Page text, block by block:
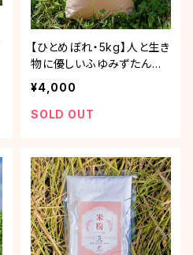
【ひとめぼれ・5kg】人と生き
物に優しいふゆみずたんぽ
米「R6年産ひとめぼれ」
¥4,000
SOLD OUT